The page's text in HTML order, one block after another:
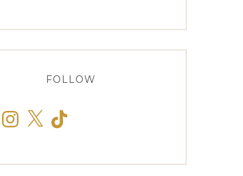
FOLLOW
Instagram
X TikTok